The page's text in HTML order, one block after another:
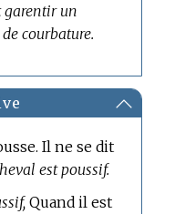
garentir un
courbature.
Il ne se dit
est poussif.
Quand il est